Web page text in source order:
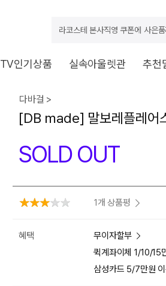
라코스테 본사직영 쿠폰에 사은
TV인기상품 실속아울렛관 추천
다바걸 >
[DB made] 말보레플레어
SOLD OUT
1개 상품평
혜택
무이자할부
퀵계좌이체 1/10/15
삼성카드 5/7만원